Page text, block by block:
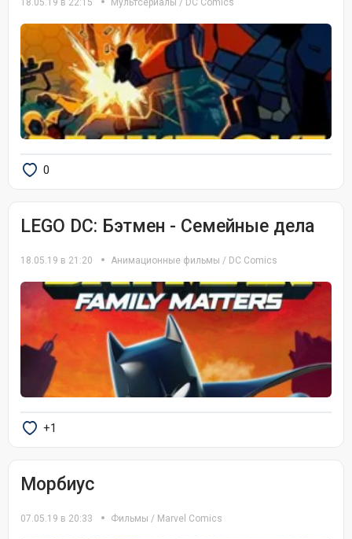
18.05.19 в 22:15 Мультсериалы / DC Comics
0
LEGO DC: Бэтмен - Семейные дела
18.05.19 в 21:20 Анимационные фильмы / DC Comics
+1
Морбиус
07.05.19 в 20:33 Фильмы / Marvel Comics